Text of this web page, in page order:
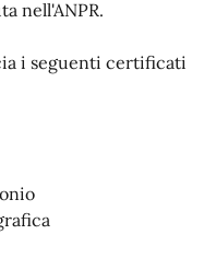
nell'ANPR.
i seguenti certificati